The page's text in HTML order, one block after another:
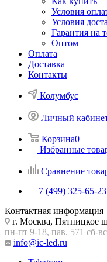
Условия
Условия
Гарантия на
Оптом
Оплата
Доставка
Контакты
Колумбус
Личный
Корзина0
Избранные
Сравнение
+7 (499) 325-65-23
Контактная информация
г. Москва, Пятницкое
пн-пт 9-18, пав. 571 сб-
info@ic-led.ru